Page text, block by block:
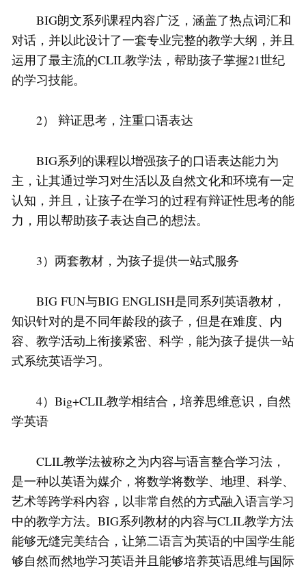
BIG朗文系列课程内容广泛，涵盖了热点词汇和
对话，并以此设计了一套专业完整的教学大纲，并且
运用了最主流的CLIL教学法，帮助孩子掌握21世纪
的学习技能。
2） 辩证思考，注重口语表达
BIG系列的课程以增强孩子的口语表达能力为
主，让其通过学习对生活以及自然文化和环境有一定
认知，并且，让孩子在学习的过程有辩证性思考的能
力，用以帮助孩子表达自己的想法。
3）两套教材，为孩子提供一站式服务
BIG FUN与BIG ENGLISH是同系列英语教材，
知识针对的是不同年龄段的孩子，但是在难度、内
容、教学活动上衔接紧密、科学，能为孩子提供一站
式系统英语学习。
4）Big+CLIL教学相结合，培养思维意识，自然
学英语
CLIL教学法被称之为内容与语言整合学习法，
是一种以英语为媒介，将数学将数学、地理、科学、
艺术等跨学科内容，以非常自然的方式融入语言学习
中的教学方法。BIG系列教材的内容与CLIL教学方法
能够无缝完美结合，让第二语言为英语的中国学生能
够自然而然地学习英语并且能够培养英语思维与国际